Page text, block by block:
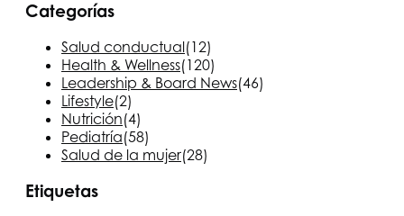
Categorías
Salud conductual(12)
Health & Wellness(120)
Leadership & Board News(46)
Lifestyle(2)
Nutrición(4)
Pediatría(58)
Salud de la mujer(28)
Etiquetas